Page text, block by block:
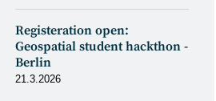
Registeration open:
Geospatial student hackthon -
Berlin
21.3.2026